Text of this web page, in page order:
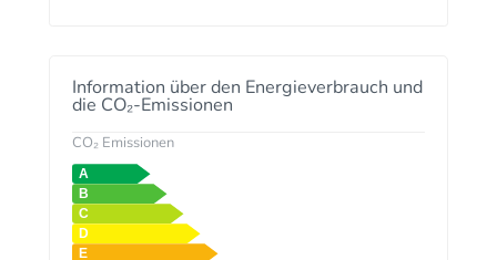
Information über den Energieverbrauch und
die CO₂-Emissionen
CO₂ Emissionen